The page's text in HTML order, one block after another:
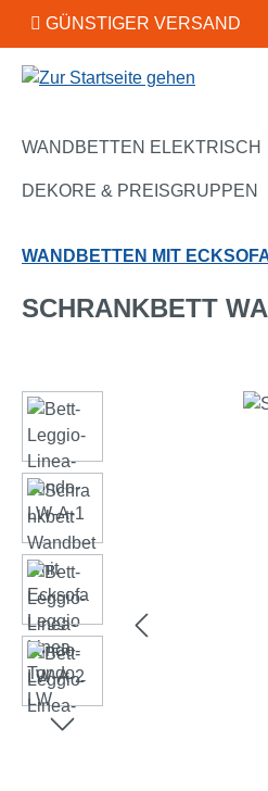
Hauptinhalt springen
Zur Suche springen
Zur Hauptnavigation springen
GÜNSTIGER VERSAND
WANDBETTEN ELEKTRISCH
DEKORE & PREISGRUPPEN
WANDBETTEN MIT
SCHRANKBETT
Bildergalerie überspringen